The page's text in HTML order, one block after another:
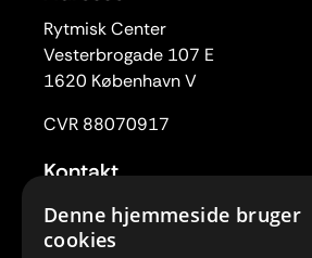
Rytmisk Center
Vesterbrogade 107 E
1620 København V
CVR 88070917
Kontakt
Tlf. 33 22 59 84
Mail:rc@rytmiskcenter.dk
Denne hjemmeside bruger
cookies